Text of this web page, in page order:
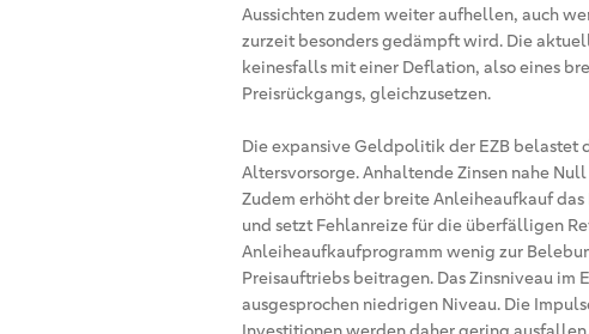
Aussichten zudem weiter aufhellen, auch
zurzeit besonders gedämpft wird. Die
keinesfalls mit einer Deflation, also eines
Preisrückgangs, gleichzusetzen.
Die expansive Geldpolitik der EZB belastet
Altersvorsorge. Anhaltende Zinsen nahe
Zudem erhöht der breite Anleiheaufkauf
und setzt Fehlanreize für die überfälligen
Anleiheaufkaufprogramm wenig zur
Preisauftriebs beitragen. Das Zinsniveau im
ausgesprochen niedrigen Niveau. Die